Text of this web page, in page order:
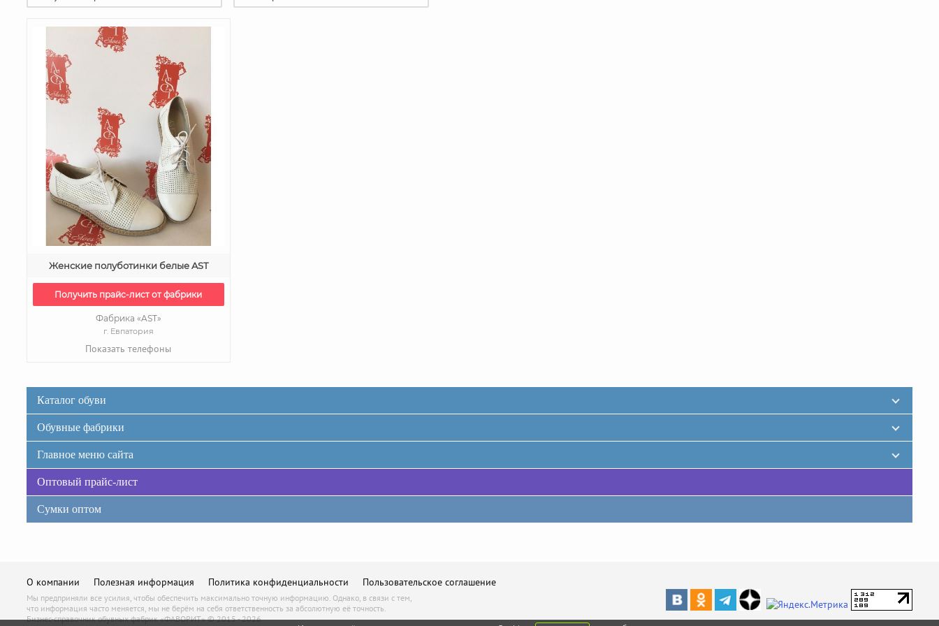
Женские полуботинки белые AST
Получить прайс-лист от фабрики
Фабрика «AST»
г. Евпатория
Показать телефоны
Каталог обуви
Обувные фабрики
Главное меню сайта
Оптовый прайс-лист
Сумки оптом
О компании Полезная информация Политика конфиденциальности Пользовательское соглашение
Мы предприняли все усилия, чтобы обеспечить максимально точную информацию. Однако, в связи с тем,
что информация часто меняется, мы не берём на себя ответственность за абсолютную её точность.
Бизнес-справочник обувных фабрик «ФАВОРИТ» © 2015 - 2026